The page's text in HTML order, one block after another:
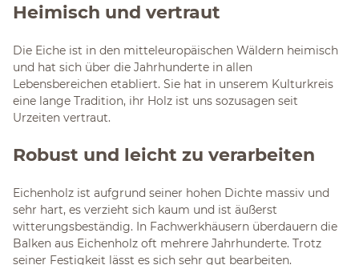
Heimisch und vertraut
Die Eiche ist in den mitteleuropäischen Wäldern heimisch
und hat sich über die Jahrhunderte in allen
Lebensbereichen etabliert. Sie hat in unserem Kulturkreis
eine lange Tradition, ihr Holz ist uns sozusagen seit
Urzeiten vertraut.
Robust und leicht zu verarbeiten
Eichenholz ist aufgrund seiner hohen Dichte massiv und
sehr hart, es verzieht sich kaum und ist äußerst
witterungsbeständig. In Fachwerkhäusern überdauern die
Balken aus Eichenholz oft mehrere Jahrhunderte. Trotz
seiner Festigkeit lässt es sich sehr gut bearbeiten.